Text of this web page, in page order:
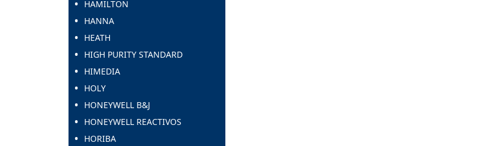
HAMILTON
HANNA
HEATH
HIGH PURITY STANDARD
HIMEDIA
HOLY
HONEYWELL B&J
HONEYWELL REACTIVOS
HORIBA